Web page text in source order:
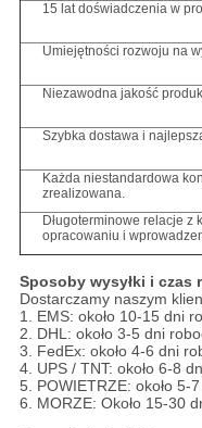
15 lat doświadczenia w
Umiejętności rozwoju na
Niezawodna jakość
Szybka dostawa i
Każda niestandardowa
zrealizowana.
Długoterminowe relacje z
opracowaniu i
Sposoby wysyłki i czas
Dostarczamy naszym
1. EMS: około 10-15 dni
2. DHL: około 3-5 dni
3. FedEx: około 4-6 dni
4. UPS / TNT: około 6-8
5. POWIETRZE: około 5-
6. MORZE: Około 15-30